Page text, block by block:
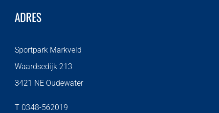
ADRES
Sportpark Markveld
Waardsedijk 213
3421 NE Oudewater
T 0348-562019